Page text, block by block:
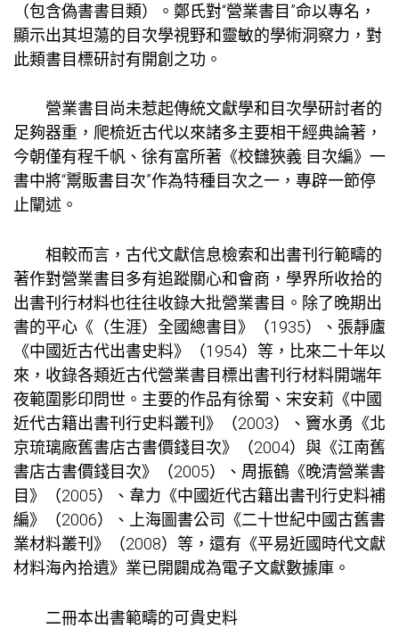
（包含偽書書目類）。鄭氏對“營業書目”命以專名，
顯示出其坦蕩的目次學視野和靈敏的學術洞察力，對
此類書目標研討有開創之功。
營業書目尚未惹起傳統文獻學和目次學研討者的
足夠器重，爬梳近古代以來諸多主要相干經典論著，
今朝僅有程千帆、徐有富所著《校讎狹義·目次編》一
書中將“鬻販書目次”作為特種目次之一，專辟一節停
止闡述。
相較而言，古代文獻信息檢索和出書刊行範疇的
著作對營業書目多有追蹤關心和會商，學界所收拾的
出書刊行材料也往往收錄大批營業書目。除了晚期出
書的平心《（生涯）全國總書目》（1935）、張靜廬
《中國近古代出書史料》（1954）等，比來二十年以
來，收錄各類近古代營業書目標出書刊行材料開端年
夜範圍影印問世。主要的作品有徐蜀、宋安莉《中國
近代古籍出書刊行史料叢刊》（2003）、竇水勇《北
京琉璃廠舊書店古書價錢目次》（2004）與《江南舊
書店古書價錢目次》（2005）、周振鶴《晚清營業書
目》（2005）、韋力《中國近代古籍出書刊行史料補
編》（2006）、上海圖書公司《二十世紀中國古舊書
業材料叢刊》（2008）等，還有《平易近國時代文獻
材料海內拾遺》業已開闢成為電子文獻數據庫。
二冊本出書範疇的可貴史料